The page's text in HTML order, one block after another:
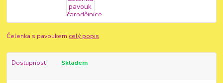
Čelenka s pavoukem celý popis
Dostupnost Skladem